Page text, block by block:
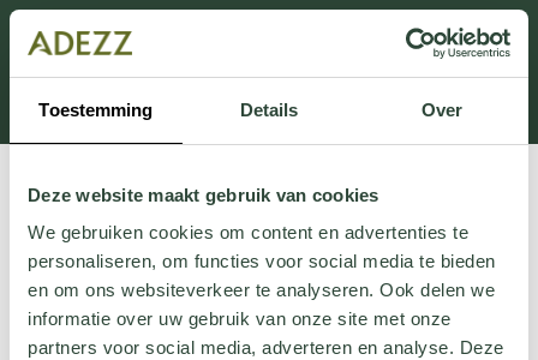
Toestemming Details Over
Deze website maakt gebruik van cookies
We gebruiken cookies om content en advertenties te
personaliseren, om functies voor social media te bieden
en om ons websiteverkeer te analyseren. Ook delen we
informatie over uw gebruik van onze site met onze
partners voor social media, adverteren en analyse. Deze
Dit onderdeel is momenteel in onderhoud.
Als je informatie mist kun je ons bellen +31 413 274
168 of mailen
Customersupport@adezz.com.